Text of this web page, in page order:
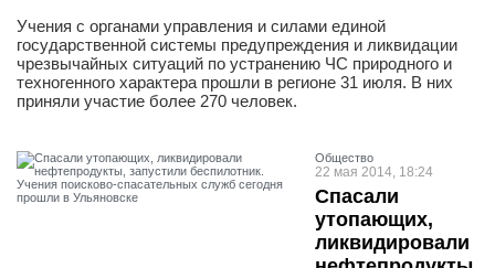
Учения с органами управления и силами единой
государственной системы предупреждения и ликвидации
чрезвычайных ситуаций по устранению ЧС природного и
техногенного характера прошли в регионе 31 июля. В них
приняли участие более 270 человек.
Общество
22 мая 2014, 18:24
Спасали
утопающих,
ликвидировали